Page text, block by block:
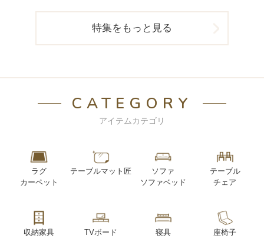
特集をもっと見る
CATEGORY
アイテムカテゴリ
ラグ
カーペット
テーブルマット匠
ソファ
ソファベッド
テーブル
チェア
収納家具 TVボード 寝具 座椅子